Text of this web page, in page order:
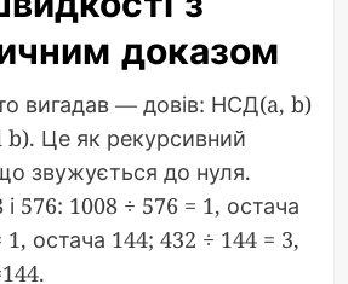
доказом
вигадав — довів: НСД(a, b)
Це як рекурсивний
звужується до нуля.
576: 1008 ÷ 576 = 1, остача
остача 144; 432 ÷ 144 = 3,